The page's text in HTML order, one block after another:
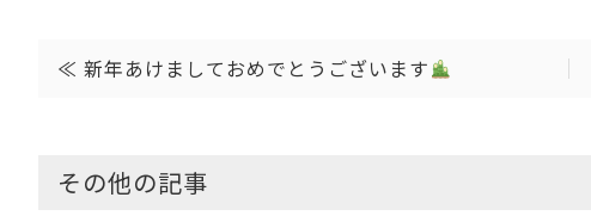
≪ 新年あけましておめでとうございます
その他の記事